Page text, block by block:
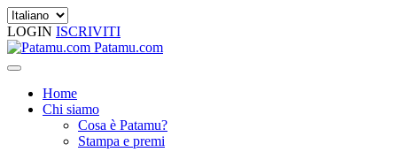
LOGIN ISCRIVITI
Patamu.com
Home
Chi siamo
Cosa è Patamu?
Stampa e premi